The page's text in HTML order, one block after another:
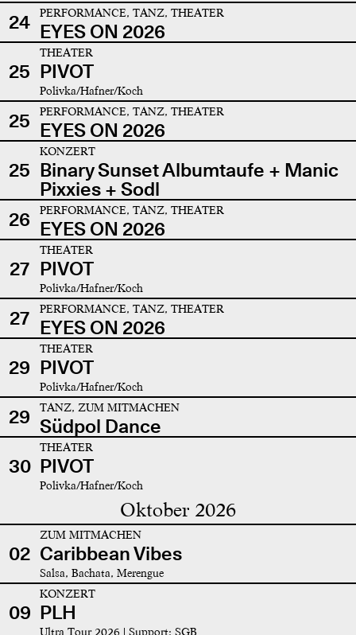
24 PERFORMANCE, TANZ, THEATER
EYES ON 2026
25
THEATER
PIVOT
Polivka/Hafner/Koch
25 PERFORMANCE, TANZ, THEATER
EYES ON 2026
25
KONZERT
Binary Sunset Albumtaufe + Manic
Pixxies + Sodl
26
PERFORMANCE, TANZ, THEATER
EYES ON 2026
27
THEATER
PIVOT
Polivka/Hafner/Koch
27 PERFORMANCE, TANZ, THEATER
EYES ON 2026
29
THEATER
PIVOT
Polivka/Hafner/Koch
29 TANZ, ZUM MITMACHEN
Südpol Dance
30
THEATER
PIVOT
Polivka/Hafner/Koch
Oktober 2026
02
ZUM MITMACHEN
Caribbean Vibes
Salsa, Bachata, Merengue
09
KONZERT
PLH
Ultra Tour 2026 | Support: SGB